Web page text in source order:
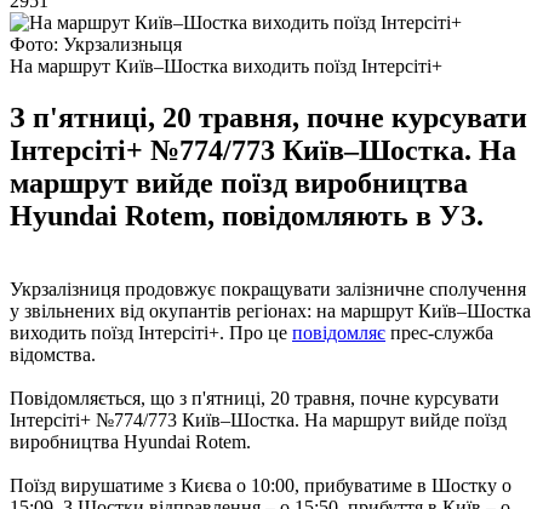
Фото: Укрзализныця
На маршрут Київ–Шостка виходить поїзд Інтерсіті+
З п'ятниці, 20 травня, почне курсувати
Інтерсіті+ №774/773 Київ–Шостка. На
маршрут вийде поїзд виробництва
Hyundai Rotem, повідомляють в УЗ.
Укрзалізниця продовжує покращувати залізничне сполучення
у звільнених від окупантів регіонах: на маршрут Київ–Шостка
виходить поїзд Інтерсіті+. Про це повідомляє прес-служба
відомства.
Повідомляється, що з п'ятниці, 20 травня, почне курсувати
Інтерсіті+ №774/773 Київ–Шостка. На маршрут вийде поїзд
виробництва Hyundai Rotem.
Поїзд вирушатиме з Києва о 10:00, прибуватиме в Шостку о